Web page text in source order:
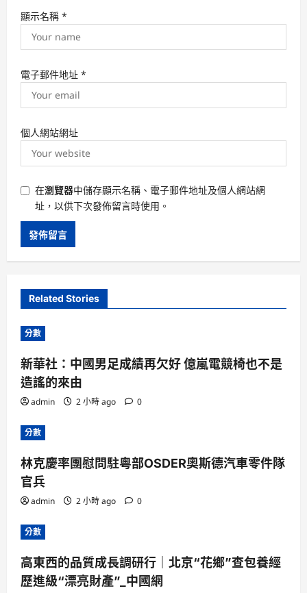
顯示名稱 *
電子郵件地址 *
個人網站網址
在瀏覽器中儲存顯示名稱、電子郵件地址及個人網站網
址，以供下次發佈留言時使用。
Related Stories
分數
新華社：中國男足成績再欠好 億嵐電競椅也不是
造謠的來由
admin 2 小時 ago 0
分數
林克慶率團慰問駐粵部OSDER奧斯德汽車零件隊
官兵
admin 2 小時 ago 0
分數
高東西的品質成長調研行｜北京“花鄉”查包養經
歷進級“漂亮財產”_中國網